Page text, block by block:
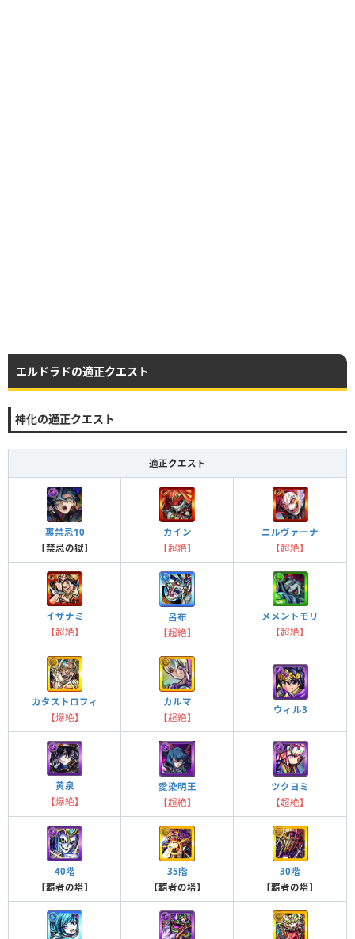
エルドラドの適正クエスト
神化の適正クエスト
適正クエスト
裏禁忌10
【禁忌の獄】
カイン
【超絶】
ニルヴァーナ
【超絶】
イザナミ
【超絶】
呂布
【超絶】
メメントモリ
【超絶】
カタストロフィ
【爆絶】
カルマ
【超絶】
ウィル3
黄泉
【爆絶】
愛染明王
【超絶】
ツクヨミ
【超絶】
40階
【覇者の塔】
35階
【覇者の塔】
30階
【覇者の塔】